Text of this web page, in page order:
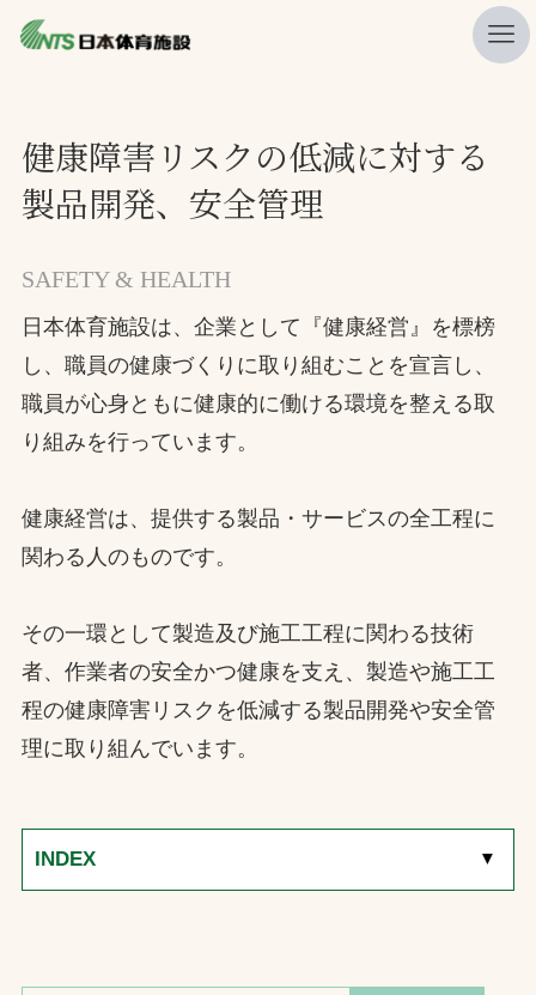
ニュース
プレスリリース
製品・サービス一覧
施工・管理実績一覧
会社概要
採用情報
検索
お問合せ
お取引先の皆様へ
ソーシャルメディアポリシー
健康障害リスクの低減に対する
製品開発、安全管理
SAFETY & HEALTH
日本体育施設は、企業として『健康経営』を標榜
し、職員の健康づくりに取り組むことを宣言し、
職員が心身ともに健康的に働ける環境を整える取
り組みを行っています。
健康経営は、提供する製品・サービスの全工程に
関わる人のものです。
その一環として製造及び施工工程に関わる技術
者、作業者の安全かつ健康を支え、製造や施工工
程の健康障害リスクを低減する製品開発や安全管
理に取り組んでいます。
INDEX ▼